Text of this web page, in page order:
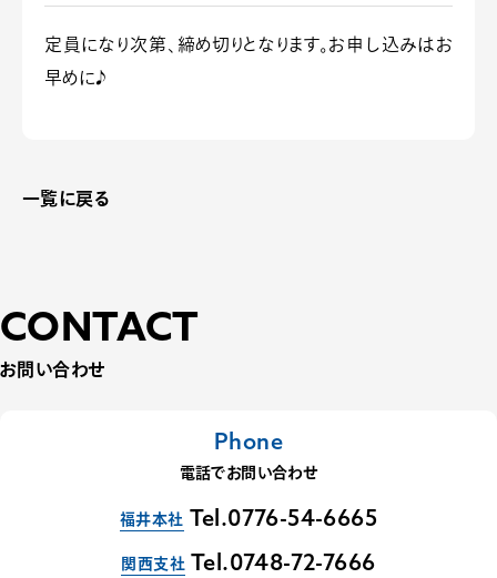
定員になり次第、締め切りとなります。お申し込みはお
早めに♪
一覧に戻る
CONTACT
お問い合わせ
Phone
電話でお問い合わせ
福井本社 Tel.0776-54-6665
関西支社 Tel.0748-72-7666